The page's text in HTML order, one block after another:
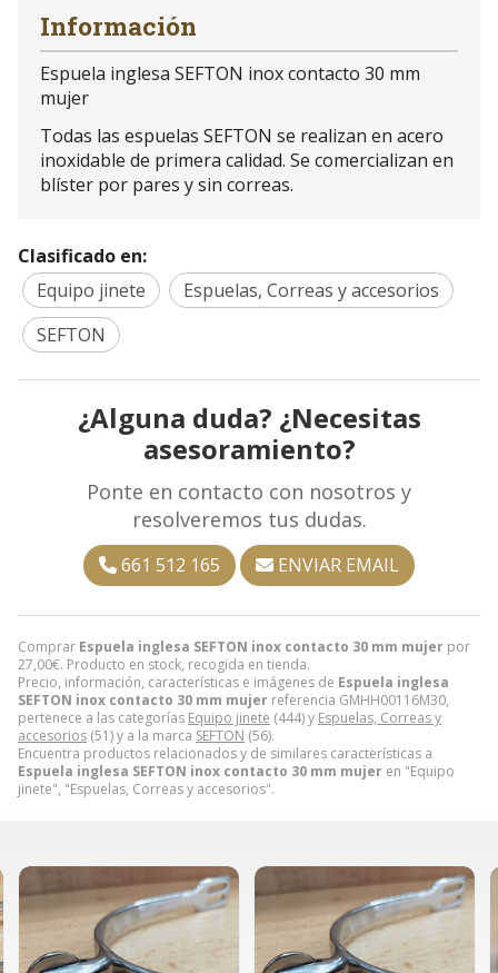
Comprar Espuela inglesa SEFTON inox contacto 30 mm mujer por
27,00€. Producto en stock, recogida en tienda.
Precio, información, características e imágenes de Espuela inglesa
SEFTON inox contacto 30 mm mujer referencia GMHH00116M30,
pertenece a las categorías Equipo jinete (444) y Espuelas, Correas y
accesorios (51) y a la marca SEFTON (56).
Encuentra productos relacionados y de similares características a
Espuela inglesa SEFTON inox contacto 30 mm mujer en "Equipo
jinete", "Espuelas, Correas y accesorios".
Información
Espuela inglesa SEFTON inox contacto 30 mm
mujer
Todas las espuelas SEFTON se realizan en acero
inoxidable de primera calidad. Se comercializan en
blíster por pares y sin correas.
Clasificado en:
Equipo jinete
Espuelas, Correas y accesorios
SEFTON
¿Alguna duda? ¿Necesitas
asesoramiento?
Ponte en contacto con nosotros y
resolveremos tus dudas.
661 512 165 ENVIAR EMAIL